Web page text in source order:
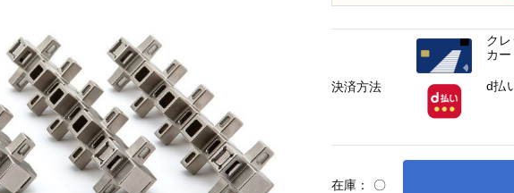
在庫： 〇
決済方法
ク
カー
d払